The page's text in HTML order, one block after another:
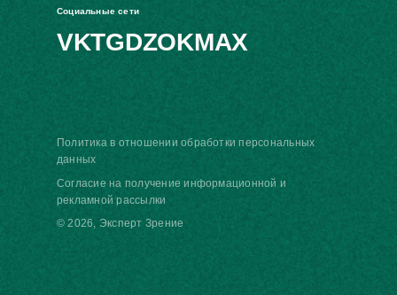
Социальные сети
VKTGDZOKMAX
Политика в отношении обработки персональных
данных
Согласие на получение информационной и
рекламной рассылки
© 2026, Эксперт Зрение